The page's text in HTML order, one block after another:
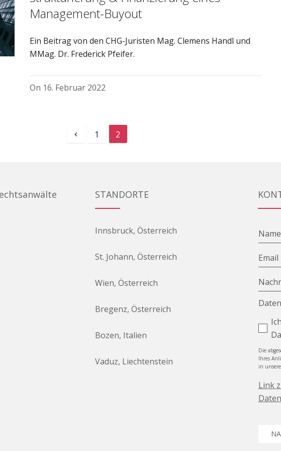
Management-Buyout
Ein Beitrag von den CHG-Juristen Mag. Clemens Handl und
MMag. Dr. Frederick Pfeifer.
On 16. Februar 2022
1 2
STANDORTE
Innsbruck, Österreich
St. Johann, Österreich
Wien, Österreich
Bregenz, Österreich
Bozen, Italien
Vaduz, Liechtenstein
Name
Email
Die
Ihres
in
Link